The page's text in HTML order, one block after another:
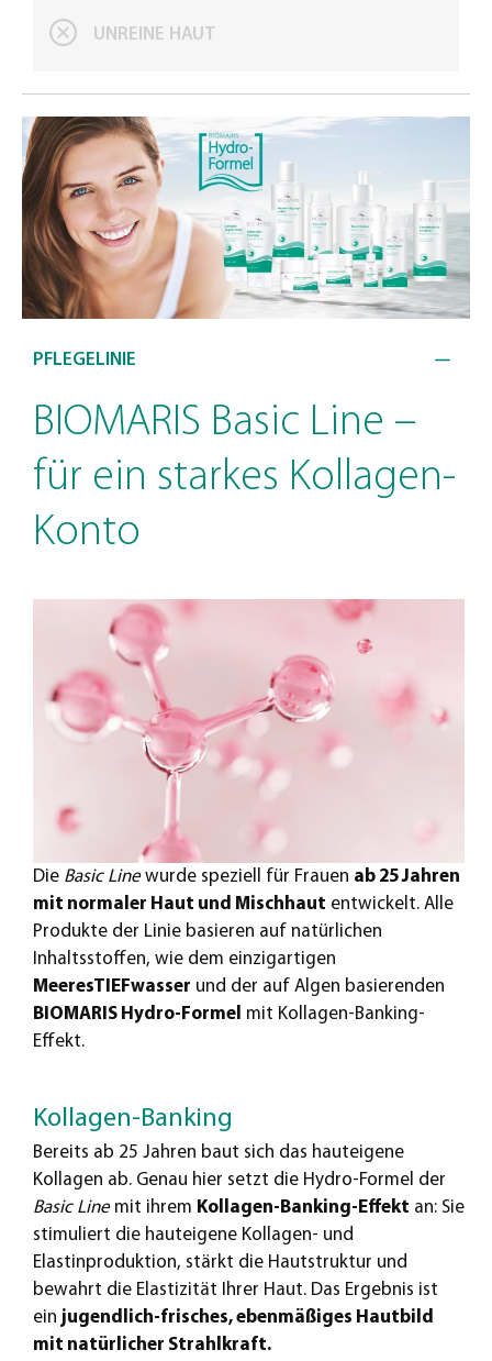
UNREINE HAUT
PFLEGELINIE
BIOMARIS Basic Line –
für ein starkes Kollagen-
Konto
Die Basic Linewurde speziell für Frauen ab 25 Jahren
mit normaler Haut und Mischhaut entwickelt. Alle
Produkte der Linie basieren auf natürlichen
Inhaltsstoffen, wie dem einzigartigen
MeeresTIEFwasser und der auf Algen basierenden
BIOMARIS Hydro-Formel mit Kollagen-Banking-
Effekt.
Kollagen-Banking
Bereits ab 25 Jahren baut sich das hauteigene
Kollagen ab. Genau hier setzt die Hydro-Formel der
Basic Linemit ihrem Kollagen-Banking-Effekt an: Sie
stimuliert die hauteigene Kollagen- und
Elastinproduktion, stärkt die Hautstruktur und
bewahrt die Elastizität Ihrer Haut. Das Ergebnis ist
ein jugendlich-frisches, ebenmäßiges Hautbild
mit natürlicher Strahlkraft.